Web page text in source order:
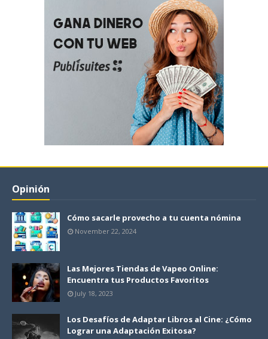
Opinión
Cómo sacarle provecho a tu cuenta nómina
November 22, 2024
Las Mejores Tiendas de Vapeo Online:
Encuentra tus Productos Favoritos
July 18, 2023
Los Desafíos de Adaptar Libros al Cine: ¿Cómo
Lograr una Adaptación Exitosa?